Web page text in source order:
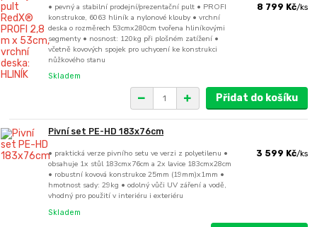
• pevný a stabilní prodejní/prezentační pult • PROFI
konstrukce, 6063 hliník a nylonové klouby • vrchní
deska o rozměrech 53cmx280cm tvořena hliníkovými
segmenty • nosnost: 120kg při plošném zatížení •
včetně kovových spojek pro uchycení ke konstrukci
nůžkového stanu
8 799 Kč/ks
Skladem
Přidat do košíku
Pivní set PE-HD 183x76cm
• praktická verze pivního setu ve verzi z polyetilenu •
obsahuje 1x stůl 183cmx76cm a 2x lavice 183cmx28cm
• robustní kovová konstrukce 25mm (19mm)x1mm •
hmotnost sady: 29kg • odolný vůči UV záření a vodě,
vhodný pro použití v interiéru i exteriéru
3 599 Kč/ks
Skladem